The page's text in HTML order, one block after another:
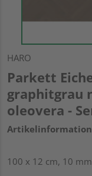
HARO
Parkett
graphitgrau
oleovera -
100 x 12 cm, 10